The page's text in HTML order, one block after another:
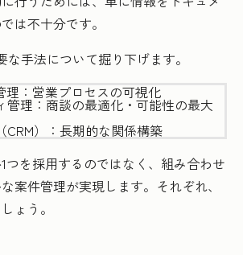
は不十分です。
な手法について掘り下げます。
理：営業プロセスの可視化
管理：商談の最適化・可能性の最大
CRM）：長期的な関係構築
つを採用するのではなく、組み合わせ
案件管理が実現します。それぞれ、
ょう。